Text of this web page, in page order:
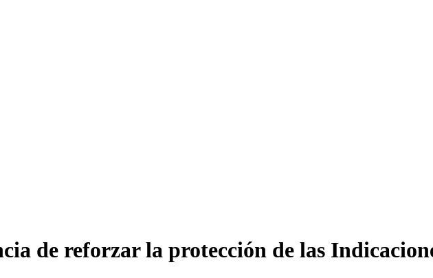
de reforzar la protección de las